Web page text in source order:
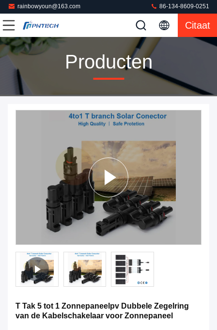
rainbowyoun@163.com 86-134-8609-0251
Citaat
Producten
T Tak 5 tot 1 Zonnepaneelpv Dubbele Zegelring
van de Kabelschakelaar voor Zonnepaneel